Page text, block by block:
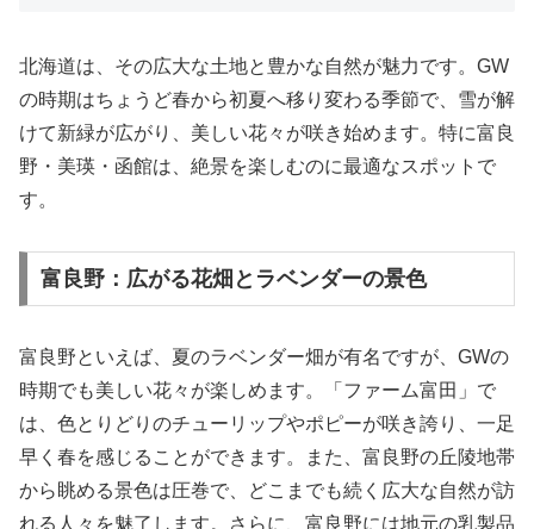
北海道は、その広大な土地と豊かな自然が魅力です。GW
の時期はちょうど春から初夏へ移り変わる季節で、雪が解
けて新緑が広がり、美しい花々が咲き始めます。特に富良
野・美瑛・函館は、絶景を楽しむのに最適なスポットで
す。
富良野：広がる花畑とラベンダーの景色
富良野といえば、夏のラベンダー畑が有名ですが、GWの
時期でも美しい花々が楽しめます。「ファーム富田」で
は、色とりどりのチューリップやポピーが咲き誇り、一足
早く春を感じることができます。また、富良野の丘陵地帯
から眺める景色は圧巻で、どこまでも続く広大な自然が訪
れる人々を魅了します。さらに、富良野には地元の乳製品